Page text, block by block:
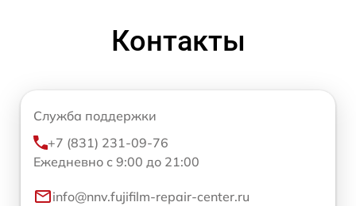
Контакты
Служба поддержки
+7 (831) 231-09-76
Ежедневно с 9:00 до 21:00
info@nnv.fujifilm-repair-center.ru